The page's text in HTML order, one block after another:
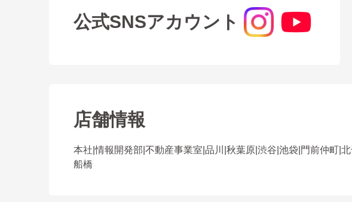
公式SNSアカウント
店舗情報
本社 |情報開発部 不動産事業室 品川 秋葉原 渋谷 池袋 門前仲町
船橋